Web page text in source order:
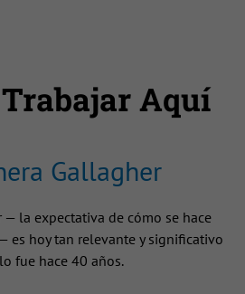
Aquí
Gallagher
— la expectativa de cómo se hace
es hoy tan relevante y significativo
fue hace 40 años.